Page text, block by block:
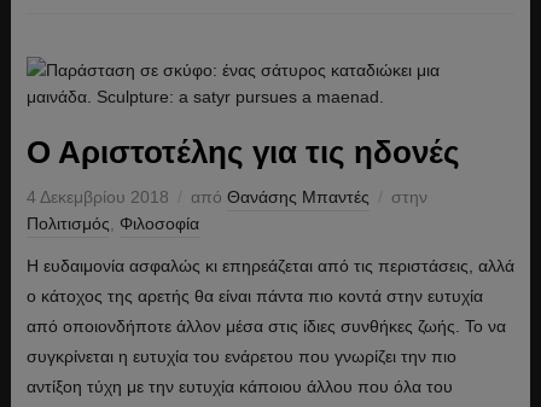
Ο Αριστοτέλης για τις ηδονές
4 Δεκεμβρίου 2018 από Θανάσης Μπαντές
στην
Πολιτισμός
Φιλοσοφία
Η ευδαιμονία ασφαλώς κι επηρεάζεται από τις περιστάσεις, αλλά
ο κάτοχος της αρετής θα είναι πάντα πιο κοντά στην ευτυχία
από οποιονδήποτε άλλον μέσα στις ίδιες συνθήκες ζωής. Το να
συγκρίνεται η ευτυχία του ενάρετου που γνωρίζει την πιο
αντίξοη τύχη με την ευτυχία κάποιου άλλου που όλα του